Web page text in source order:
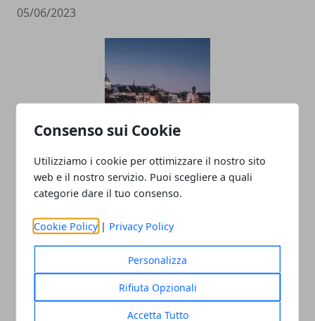
Consenso sui Cookie
Utilizziamo i cookie per ottimizzare il nostro sito
web e il nostro servizio. Puoi scegliere a quali
categorie dare il tuo consenso.
Cookie Policy | Privacy Policy
Personalizza
Rifiuta Opzionali
Accetta Tutto
05/06/2023
Proposta per naturalizzazione svizzera
dopo 5 anni